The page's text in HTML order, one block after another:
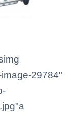
29784"